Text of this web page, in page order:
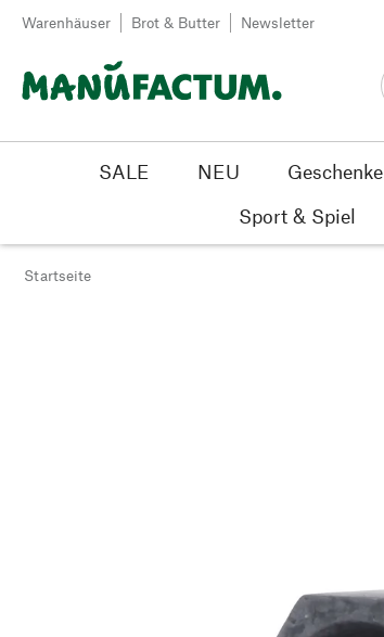
Zum Inhalt springen
Warenhäuser Brot & Butter Newsletter
SALE NEU Geschenke
Sport & Spiel
Startseite